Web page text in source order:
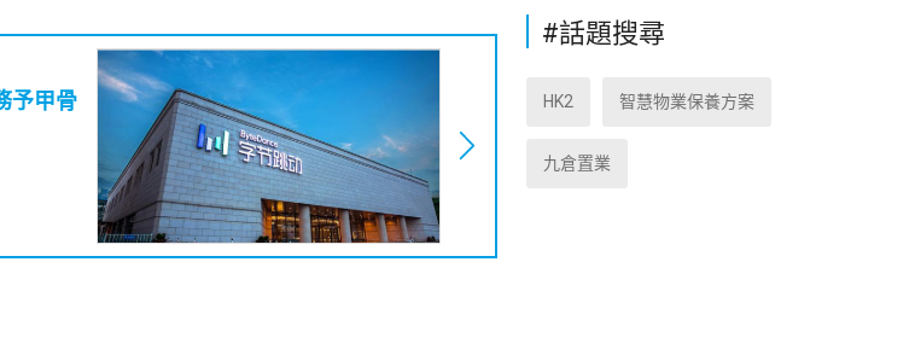
予甲骨
#話題搜尋
HK2 智慧物業保養方案
九倉置業